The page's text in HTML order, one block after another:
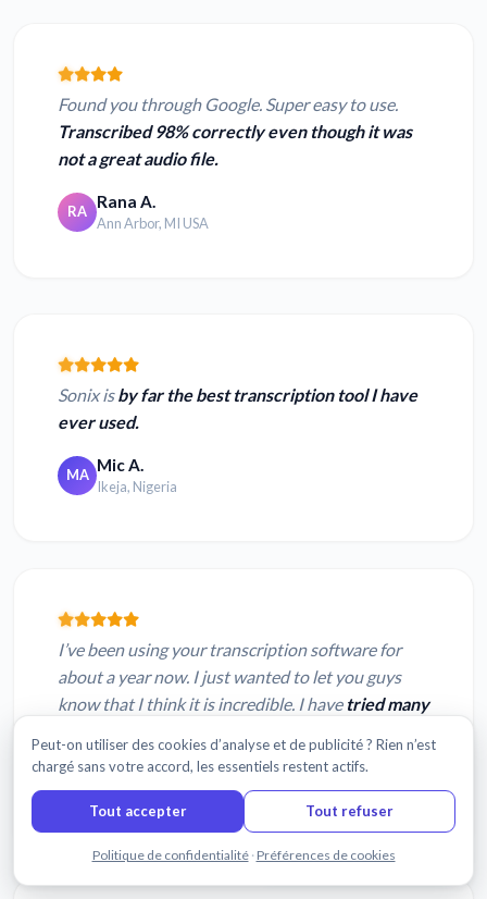
Found you through Google. Super easy to use.
Transcribed 98% correctly even though it was
not a great audio file.
RA Rana A.
Ann Arbor, MI USA
Sonix isby far the best transcription tool I have
ever used.
MA Mic A.
Ikeja, Nigeria
I’ve been using your transcription software for
about a year now. I just wanted to let you guys
know that I think it is incredible. I have tried many
Ahmad D.
New York, NY USA
Discuter avec nous
Peut-on utiliser des cookies d’analyse et de publicité ? Rien n’est
chargé sans votre accord, les essentiels restent actifs.
Tout accepter Tout refuser
Politique de confidentialité · Préférences de cookies